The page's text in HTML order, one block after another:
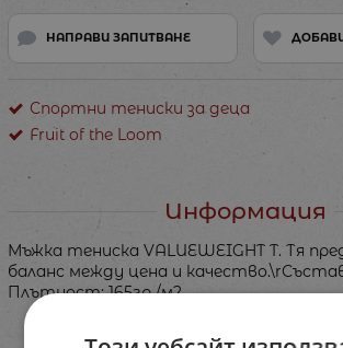
НАПРАВИ ЗАПИТВАНЕ
Спортни тениски за деца
Fruit of the Loom
Информация
Мъжка тениска VALUEWEIGHT T. Тя
баланс между цена и
Плътност: 165гр./м2.